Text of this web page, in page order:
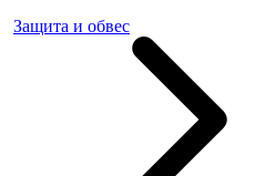
Защита и обвес